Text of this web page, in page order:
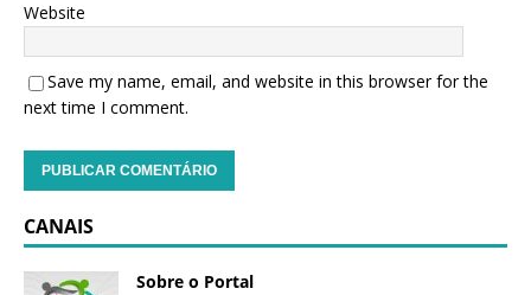
Website
Save my name, email, and website in this browser for the
next time I comment.
CANAIS
Sobre o Portal